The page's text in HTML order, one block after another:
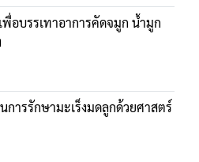
พื่อบรรเทาอาการคัดจมูก น้ำมูก
การรักษามะเร็งมดลูกด้วยศาสตร์